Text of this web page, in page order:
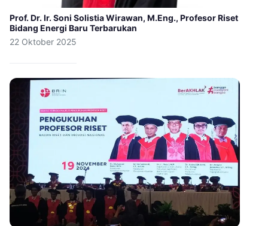
Prof. Dr. Ir. Soni Solistia Wirawan, M.Eng., Profesor Riset
Bidang Energi Baru Terbarukan
22 Oktober 2025